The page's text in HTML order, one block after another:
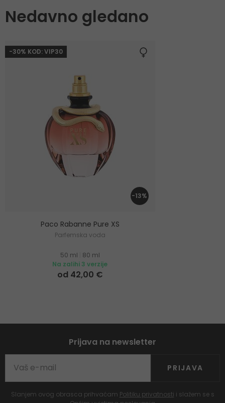
Nedavno gledano
-30% KOD: VIP30
-13%
Paco Rabanne Pure XS
Parfemska voda
50 ml
80 ml
Na zalihi 3 verzije
od 42,00 €
Prijava na newsletter
PRIJAVA
Slanjem ovog obrasca prihvaćam Politiku privatnosti i slažem se s